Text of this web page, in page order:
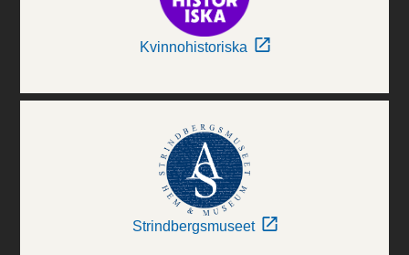
Kvinnohistoriska
Strindbergsmuseet